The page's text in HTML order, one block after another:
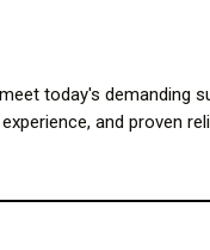
today's demanding
and proven